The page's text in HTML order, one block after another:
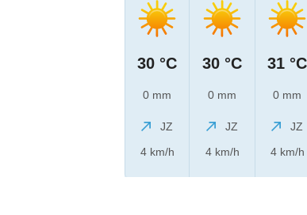
30 °C
0 mm
JZ
4 km/h
30 °C
0 mm
JZ
4 km/h
31 °C
0 mm
JZ
4 km/h